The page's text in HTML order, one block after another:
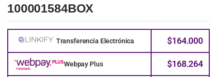
100001584BOX
Transferencia Electrónica $164.000
Webpay Plus $168.264